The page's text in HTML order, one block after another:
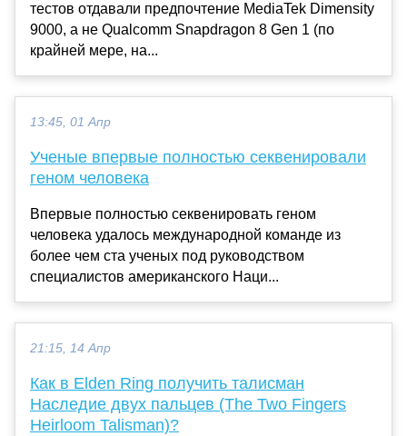
тестов отдавали предпочтение MediaTek Dimensity
9000, а не Qualcomm Snapdragon 8 Gen 1 (по
крайней мере, на...
13:45, 01 Апр
Ученые впервые полностью секвенировали
геном человека
Впервые полностью секвенировать геном
человека удалось международной команде из
более чем ста ученых под руководством
специалистов американского Наци...
21:15, 14 Апр
Как в Elden Ring получить талисман
Наследие двух пальцев (The Two Fingers
Heirloom Talisman)?